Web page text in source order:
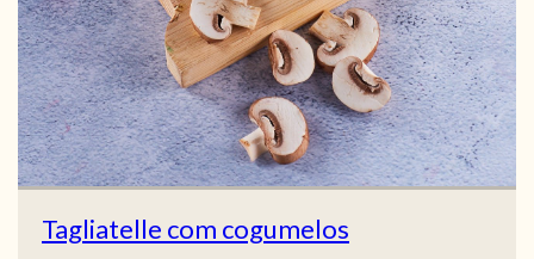
Tagliatelle com cogumelos